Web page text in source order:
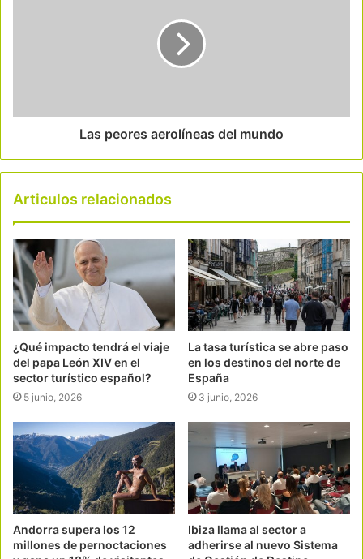
Las peores aerolíneas del mundo
Articulos relacionados
¿Qué impacto tendrá el viaje
del papa León XIV en el
sector turístico español?
5 junio, 2026
La tasa turística se abre paso
en los destinos del norte de
España
3 junio, 2026
Andorra supera los 12
millones de pernoctaciones
Ibiza llama al sector a
adherirse al nuevo Sistema